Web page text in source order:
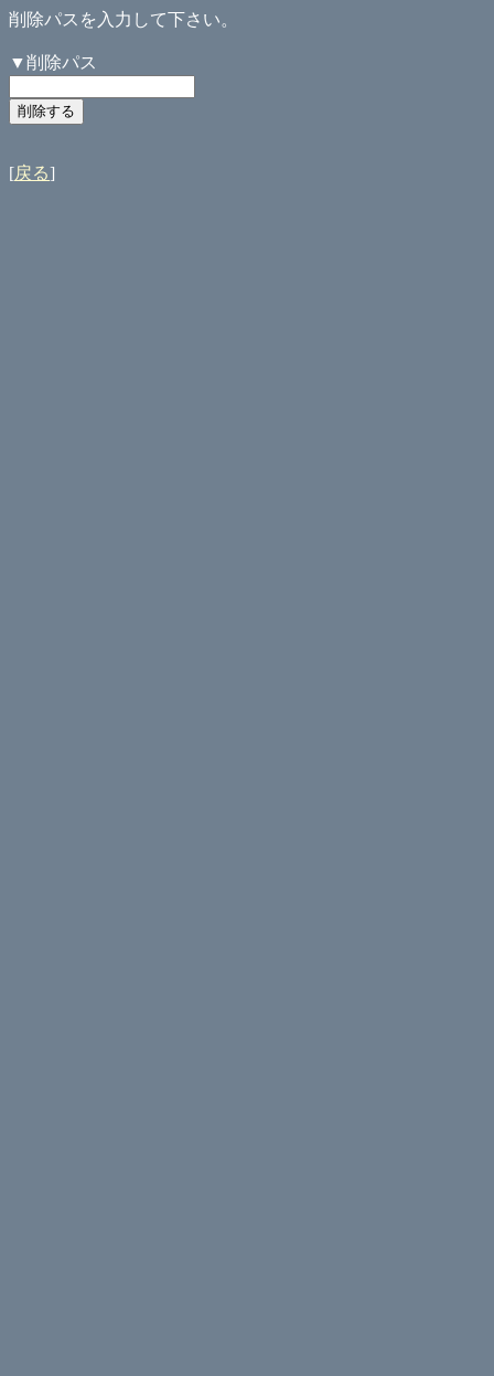
削除パスを入力して下さい。
▼削除パス
[戻る]